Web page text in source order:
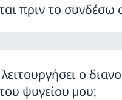
πριν το συνδέσω
ο
ψυγείου μου;